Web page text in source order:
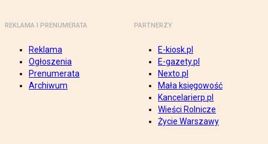
REKLAMA I PRENUMERATA
Reklama
Ogłoszenia
Prenumerata
Archiwum
PARTNERZY
E-kiosk.pl
E-gazety.pl
Nexto.pl
Mała księgowość
Kancelarierp.pl
Wieści Rolnicze
Życie Warszawy